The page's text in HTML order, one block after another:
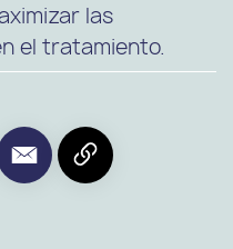
las
el tratamiento.